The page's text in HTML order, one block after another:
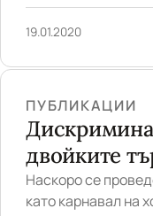
19.01.2020
ПУБЛИКАЦИИ
двойките
Наскоро се
като карнавал на